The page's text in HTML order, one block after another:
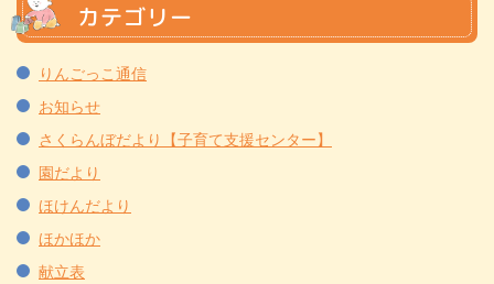
カテゴリー
りんごっこ通信
お知らせ
さくらんぼだより【子育て支援センター】
園だより
ほけんだより
ほかほか
献立表